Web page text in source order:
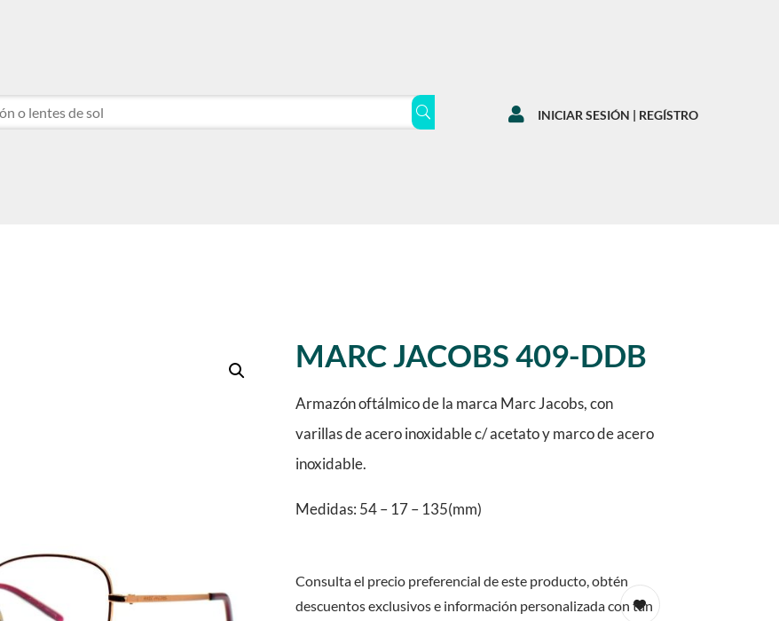
 INICIAR SESIÓN | REGÍSTRO
MARC JACOBS 409-DDB
Armazón oftálmico de la marca Marc Jacobs, con
varillas de acero inoxidable c/ acetato y marco de acero
inoxidable.
Medidas: 54 – 17 – 135(mm)
Consulta el precio preferencial de este producto, obtén
descuentos exclusivos e información personalizada con tan